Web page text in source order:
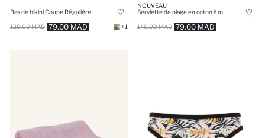
Bas de bikini Coupe Régulière
79.00 MAD
129.00 MAD +1
NOUVEAU
Serviette de plage en coton à motif feuilles
79.00 MAD
149.00 MAD